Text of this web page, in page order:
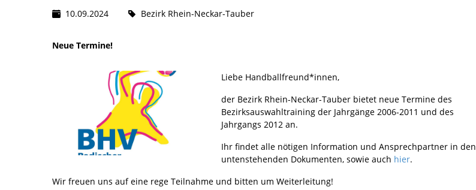
10.09.2024 Bezirk Rhein-Neckar-Tauber
Neue Termine!
Liebe Handballfreund*innen,
der Bezirk Rhein-Neckar-Tauber bietet neue Termine des
Bezirksauswahltraining der Jahrgänge 2006-2011 und des
Jahrgangs 2012 an.
Ihr findet alle nötigen Information und Ansprechpartner in den
untenstehenden Dokumenten, sowie auch hier.
Wir freuen uns auf eine rege Teilnahme und bitten um Weiterleitung!